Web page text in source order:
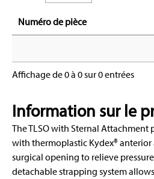
Numéro de pièce
Affichage de 0 à 0 sur 0 entrées
Information sur le
The TLSO with Sternal
with thermoplastic Kydex® anterior
surgical opening to relieve
detachable strapping system